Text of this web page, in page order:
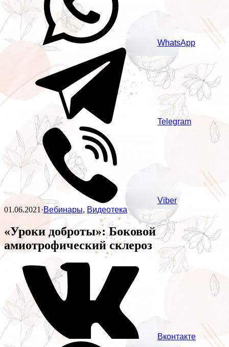
WhatsApp
Telegram
Viber
01.06.2021·Вебинары, Видеотека
«Уроки доброты»: Боковой
амиотрофический склероз
Вконтакте